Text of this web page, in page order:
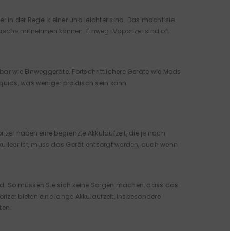
in der Regel kleiner und leichter sind. Das macht sie
mitnehmen können. Einweg-Vaporizer sind oft
wie Einweggeräte. Fortschrittlichere Geräte wie Mods
was weniger praktisch sein kann.
haben eine begrenzte Akkulaufzeit, die je nach
leer ist, muss das Gerät entsorgt werden, auch wenn
So müssen Sie sich keine Sorgen machen, dass das
bieten eine lange Akkulaufzeit, insbesondere